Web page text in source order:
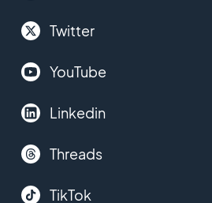
Twitter
YouTube
Linkedin
Threads
TikTok